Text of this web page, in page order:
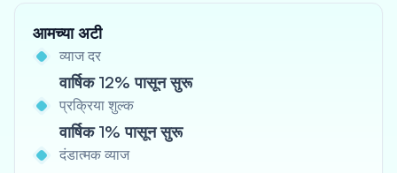
आमच्या अटी
व्याज दर
वार्षिक 12% पासून सुरू
प्रक्रिया शुल्क
वार्षिक 1% पासून सुरू
दंडात्मक व्याज